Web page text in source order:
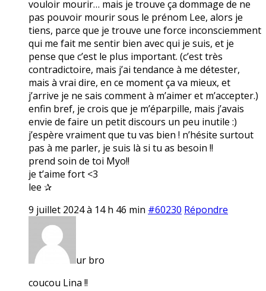
vouloir mourir… mais je trouve ça dommage de ne
pas pouvoir mourir sous le prénom Lee, alors je
tiens, parce que je trouve une force inconsciemment
qui me fait me sentir bien avec qui je suis, et je
pense que c’est le plus important. (c’est très
contradictoire, mais j’ai tendance à me détester,
mais à vrai dire, en ce moment ça va mieux, et
j’arrive je ne sais comment à m’aimer et m’accepter.)
enfin bref, je crois que je m’éparpille, mais j’avais
envie de faire un petit discours un peu inutile :)
j’espère vraiment que tu vas bien ! n’hésite surtout
pas à me parler, je suis là si tu as besoin !!
prend soin de toi Myo!!
je t’aime fort <3
lee ✰
9 juillet 2024 à 14 h 46 min #60230 Répondre
ur bro
coucou Lina !!